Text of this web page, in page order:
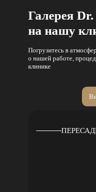
Галерея
на нашу
Погрузитесь в
о нашей работе,
клинике